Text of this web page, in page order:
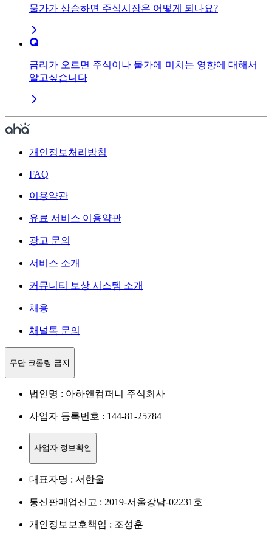
물가가 상승하면 주식시장은 어떻게 되나요?
금리가 오르면 주식이나 물가에 미치는 영향에 대해서
알고싶습니다
개인정보처리방침
FAQ
이용약관
유료 서비스 이용약관
광고 문의
서비스 소개
커뮤니티 보상 시스템 소개
채용
채널톡 문의
무단 크롤링 금지
법인명 : 아하앤컴퍼니 주식회사
사업자 등록번호 : 144-81-25784
사업자 정보확인
대표자명 : 서한울
통신판매업신고 : 2019-서울강남-02231호
개인정보보호책임 : 조성훈